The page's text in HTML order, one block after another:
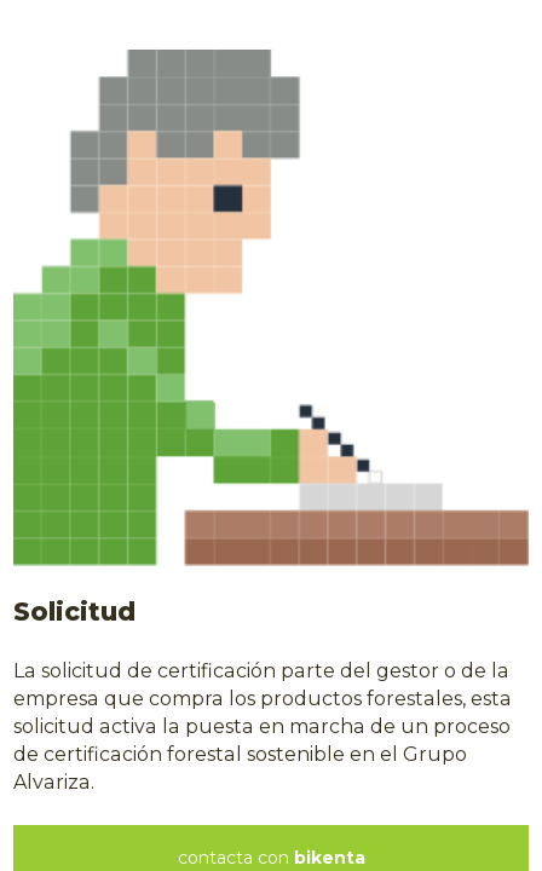
Solicitud
La solicitud de certificación parte del gestor o de la
empresa que compra los productos forestales, esta
solicitud activa la puesta en marcha de un proceso
de certificación forestal sostenible en el Grupo
Alvariza.
contacta con bikenta